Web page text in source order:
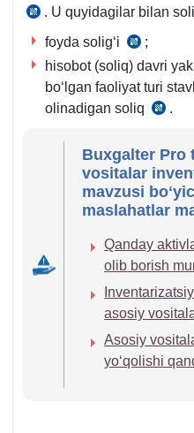
SK
297-
m.
. U quyidagilar bilan
foyda soligʻi
SK
297-
m.
;
hisobot (soliq) davri
boʻlgan faoliyat turi
olinadigan soliq
SK
m.
3-
q.
.
Buxgalter Pro
vositalar
mavzusi
maslahatlar
Qanday
olib borish
asosiy
Asosiy
yoʻqolishi